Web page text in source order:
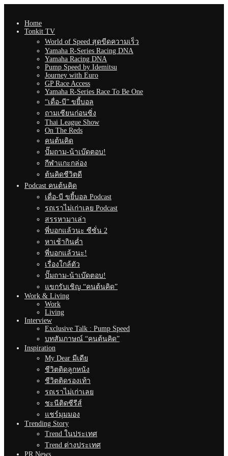
Home
Tonkit TV
World of Speed สุดขีดความเร็ว
Yamaha R-Series Racing DNA
Yamaha Racing DNA
Pump Speed by Idemitsu
Journey with Euro
GP Race Access
Yamaha R-Series Race To Be One
“เดื่อ-บี” ขยี้บอล
ถามเซียนก่อนซิ่ง
Thai League Show
On The Reds
คนต้นคิด
ปั๊มถาม-น้าเบ๊ดตอบ!
กีฬาแกะกล่อง
ต้นคิดชีวิตดี
Podcast คนต้นคิด
เดื่อ-บี ขยี้บอล Podcast
รถเราไม่เก่าเลย Podcast
สรรหามาเล่า
พี่บอกแล้วนะ ซีซั่น 2
หาเช้ากินค่ำ
พี่บอกแล้วนะ!
เรื่องใกล้ตัว
ปั๊มถาม-น้าเบ๊ดตอบ!
แขกรับเชิญ “คนต้นคิด”
Work & Living
Work
Living
Interview
Exclusive Talk : Pump Speed
บทสัมภาษณ์ “คนต้นคิด”
Inspiration
My Dear มีเดีย
ชีวิตติดลูกหนัง
ชีวิตติดรองเท้า
รถเราไม่เก่าเลย
ชะนีติดซีรีส์
แชร์มุมมอง
Trending Story
Trend ในประเทศ
Trend ต่างประเทศ
PR News